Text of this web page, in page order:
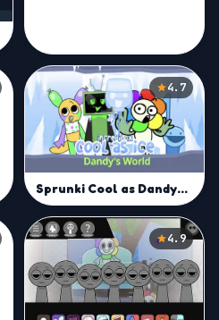
4.7
Sprunki Cool as Dandys World
4.9